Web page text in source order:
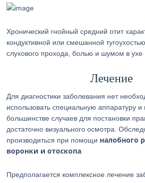
Хронический гнойный средний отит
кондуктивной или смешанной
слухового прохода, болью и шумом в ухе
Лечение
Для диагностики заболевания нет
использовать специальную аппаратуру
большинстве случаев для постановки
достаточно визуального осмотра.
производиться при помощи налобного
воронки и отоскопа
Предполагается комплексное лечение